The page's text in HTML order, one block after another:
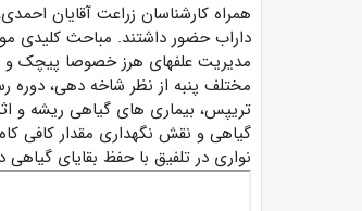
همراه کارشناسان زراعت آقایان
داراب حضور داشتند. مباحث کلیدی
مدیریت علفهای هرز خصوصا پیچک و
مختلف پنبه از نظر شاخه دهی، دوره
تریپس، بیماری های گیاهی ریشه و
گیاهی و نقش نگهداری مقدار کافی
نواری در تلفیق با حفظ بقایای